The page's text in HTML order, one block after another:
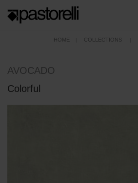
HOME COLLECTIONS
AVOCADO
Colorful